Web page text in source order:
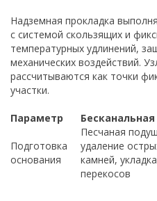
Надземная прокладка
с системой скользящих и
температурных удлинений,
механических воздействий.
рассчитываются как точки
участки.
Параметр Бесканальная
Подготовка
основания
Песчаная
удаление
камней,
перекосов